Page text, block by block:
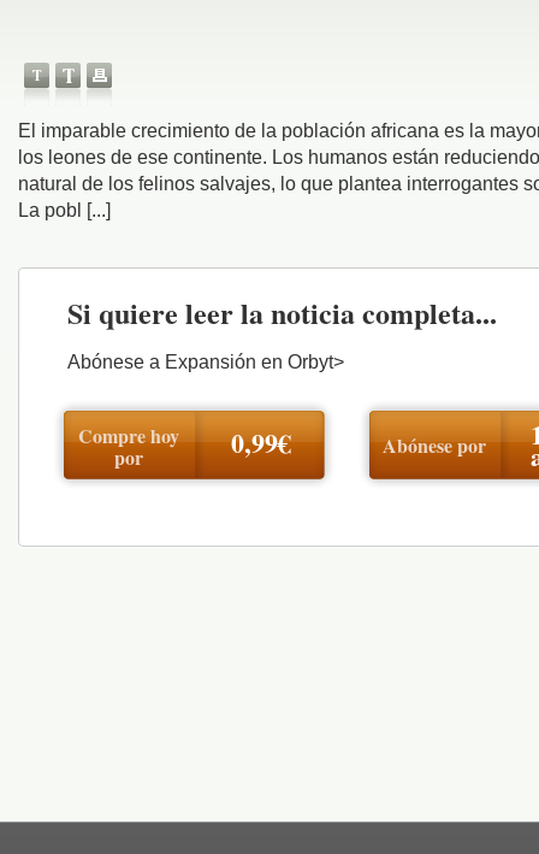
El imparable crecimiento de la población africana es la
los leones de ese continente. Los humanos están
natural de los felinos salvajes, lo que plantea interrogantes
La pobl [...]
Si quiere leer la noticia completa...
Abónese a Expansión en Orbyt>
Compre hoy
por 0,99€ Abónese por